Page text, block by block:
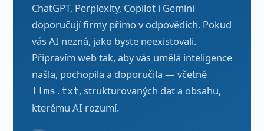
ChatGPT, Perplexity, Copilot i Gemini
doporučují firmy přímo v odpovědích. Pokud
vás AI nezná, jako byste neexistovali.
Připravím web tak, aby vás umělá inteligence
našla, pochopila a doporučila — včetně
llms.txt, strukturovaných dat a obsahu,
kterému AI rozumí.